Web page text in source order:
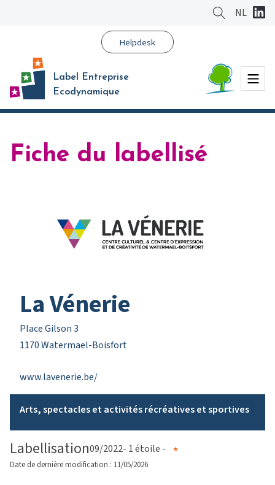
NL
Helpdesk
Label Entreprise
Ecodynamique
Menu
Fiche du labellisé
La Vénerie
Place Gilson 3
1170 Watermael-Boisfort
www.lavenerie.be/
Arts, spectacles et activités récréatives et sportives
Labellisation09/2022- 1 étoile -
Date de dernière modification : 11/05/2026